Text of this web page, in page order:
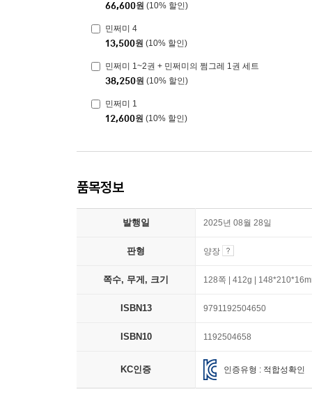
66,600원 (10% 할인)
민쩌미 4
13,500원 (10% 할인)
민쩌미 1~2권 + 민쩌미의 쩜그레 1권 세트
38,250원 (10% 할인)
민쩌미 1
12,600원 (10% 할인)
품목정보
발행일 2025년 08월 28일
판형 양장
쪽수, 무게, 크기 128쪽 | 412g |
ISBN13 9791192504650
ISBN10 1192504658
KC인증 인증유형 : 적합성확인